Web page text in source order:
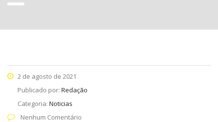
2 de agosto de 2021
Publicado por: Redação
Categoria: Noticias
Nenhum Comentário